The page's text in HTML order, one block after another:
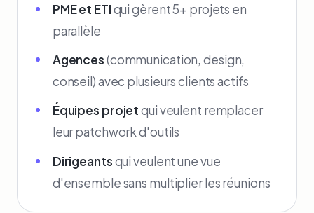
PME et ETIqui gèrent 5+ projets en
parallèle
Agences(communication, design,
conseil) avec plusieurs clients actifs
Équipes projetqui veulent remplacer
leur patchwork d'outils
Dirigeantsqui veulent une vue
d'ensemble sans multiplier les réunions